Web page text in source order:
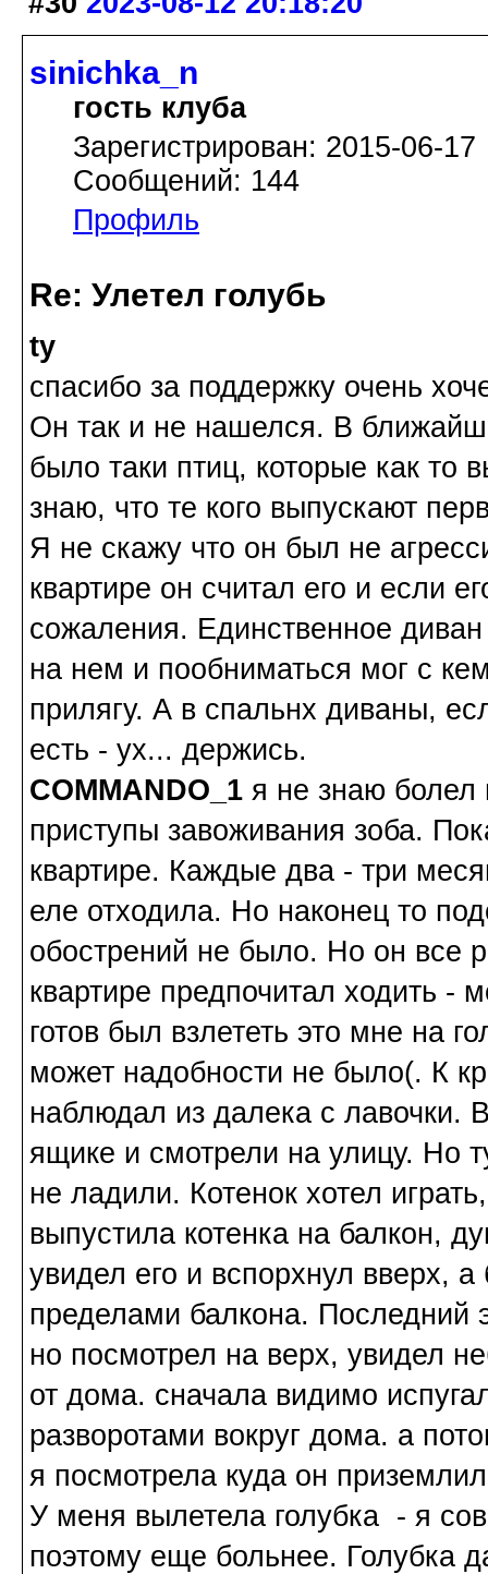
sinichka_n
гость клуба
Зарегистрирован: 2015-06-17
Сообщений: 144
Профиль
Re: Улетел голубь
ty
спасибо за поддержку очень
Он так и не нашелся. В
было таки птиц, которые как
знаю, что те кого выпускают
Я не скажу что он был не
квартире он считал его и если
сожаления. Единственное
на нем и пообниматься мог с
прилягу. А в спальнх диваны,
есть - ух... держись.
COMMANDO_1 я не знаю болел
приступы завоживания зоба.
квартире. Каждые два - три
еле отходила. Но наконец то
обострений не было. Но он все
квартире предпочитал ходить -
готов был взлететь это мне на
может надобности не было(. К
наблюдал из далека с лавочки.
ящике и смотрели на улицу. Но
не ладили. Котенок хотел
выпустила котенка на балкон,
увидел его и вспорхнул вверх,
пределами балкона. Последний
но посмотрел на верх, увидел
от дома. сначала видимо
разворотами вокруг дома. а
я посмотрела куда он
У меня вылетела голубка - я
поэтому еще больнее. Голубка